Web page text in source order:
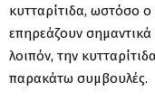
κυτταρίτιδα, ωστόσο
επηρεάζουν σημαντικά
λοιπόν, την
παρακάτω συμβουλές.